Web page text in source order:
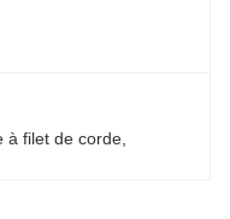
à filet de corde